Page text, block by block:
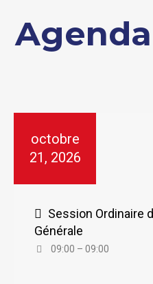
Agenda
octobre
21, 2026
Session Ordinaire
Générale
09:00 – 09:00